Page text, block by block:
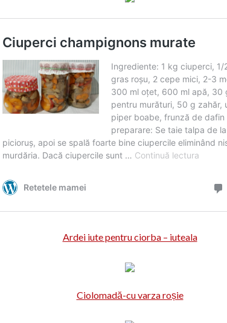
Ardei iute pentru ciorba – iuteala
Ciolomadă-cu varza roșie